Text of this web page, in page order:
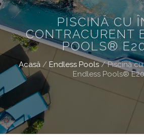
PISCINĂ CU
CONTRACURENT
POOLS®
Acasă / Endless Pools/Piscină
Endless Pools®